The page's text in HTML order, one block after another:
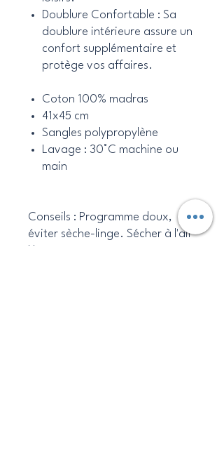
Doublure Confortable : Sa
doublure intérieure assure un
confort supplémentaire et
protège vos affaires.
Coton 100% madras
41x45 cm
Sangles polypropylène
Lavage : 30°C machine ou
main
Conseils : Programme doux,
éviter sèche-linge. Sécher à l'air